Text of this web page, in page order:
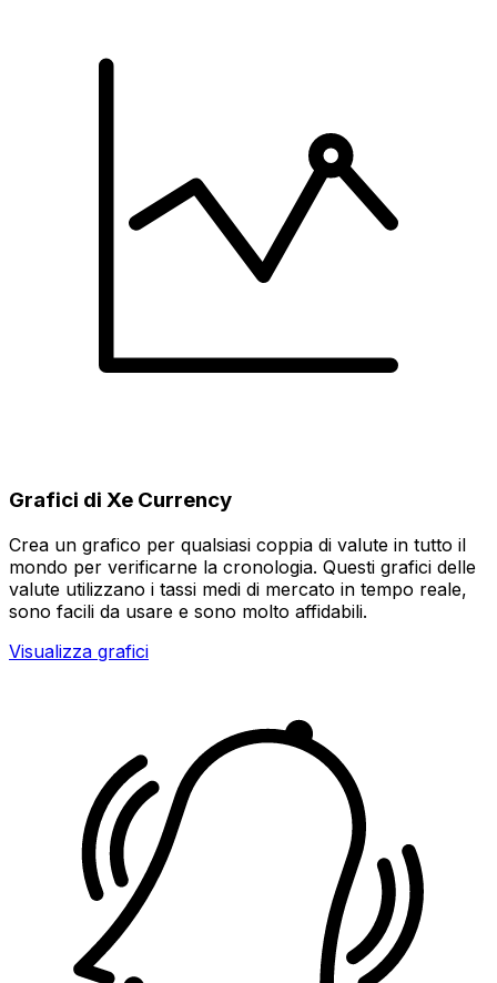
Grafici di Xe Currency
Crea un grafico per qualsiasi coppia di valute in tutto il
mondo per verificarne la cronologia. Questi grafici delle
valute utilizzano i tassi medi di mercato in tempo reale,
sono facili da usare e sono molto affidabili.
Visualizza grafici